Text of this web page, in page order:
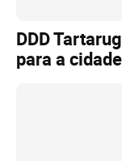
DDD
para a cidade